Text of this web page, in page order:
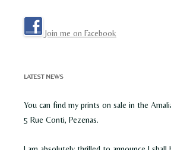
Join me on Facebook
LATEST NEWS
You can find my prints on sale in the
5 Rue Conti, Pezenas.